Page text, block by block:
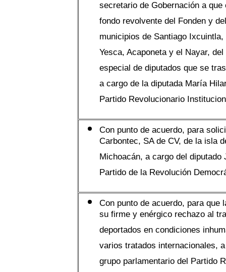
secretario de Gobernación a
fondo revolvente del Fonden y
municipios de Santiago
Yesca, Acaponeta y el Nayar,
especial de diputados que se
a cargo de la diputada María
Partido Revolucionario
Con punto de acuerdo, para
Carbontec, SA de CV, de la isla
Michoacán, a cargo del
Partido de la Revolución
Con punto de acuerdo, para que
su firme y enérgico rechazo al
deportados en condiciones
varios tratados internacionales,
grupo parlamentario del Partido